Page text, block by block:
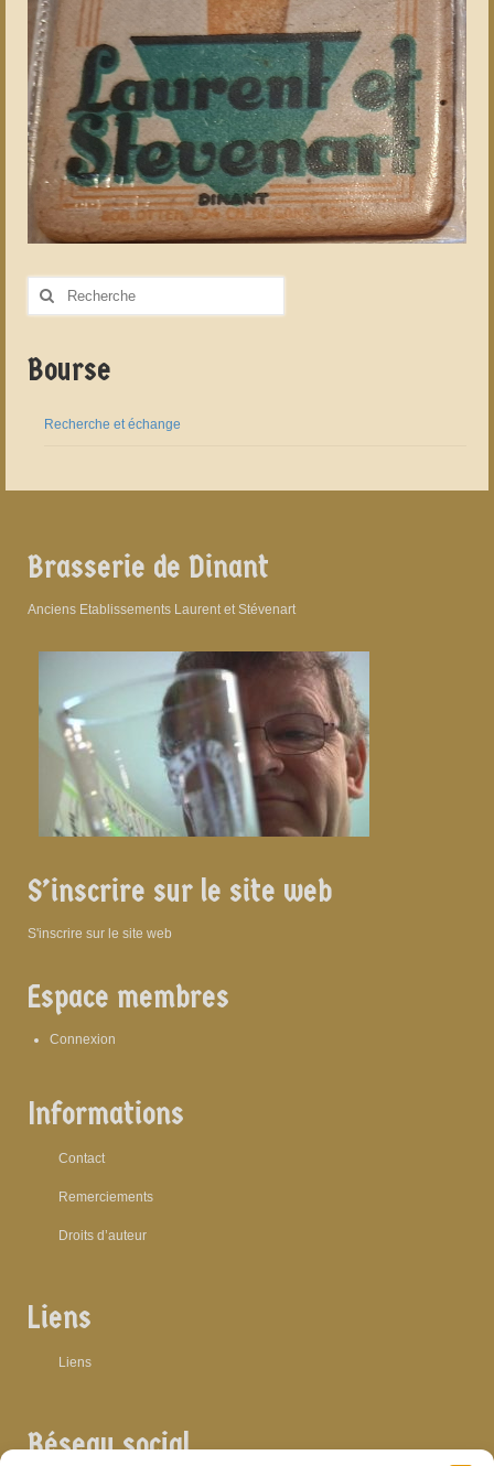
Rechercher
Bourse
Recherche et échange
Brasserie de Dinant
Anciens Etablissements Laurent et Stévenart
S’inscrire sur le site web
S'inscrire sur le site web
Espace membres
Connexion
Informations
Contact
Remerciements
Droits d’auteur
Liens
Liens
Réseau social